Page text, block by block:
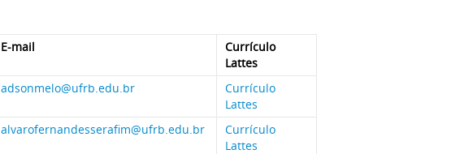
E-mail
Currículo
Lattes
adsonmelo@ufrb.edu.br
Currículo
Lattes
alvarofernandesserafim@ufrb.edu.br
Currículo
Lattes